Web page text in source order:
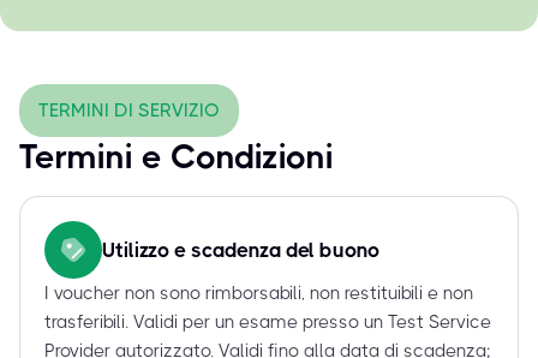
TERMINI DI SERVIZIO
Termini e Condizioni
Utilizzo e scadenza del buono
I voucher non sono rimborsabili, non restituibili e non
trasferibili. Validi per un esame presso un Test Service
Provider autorizzato. Validi fino alla data di scadenza;